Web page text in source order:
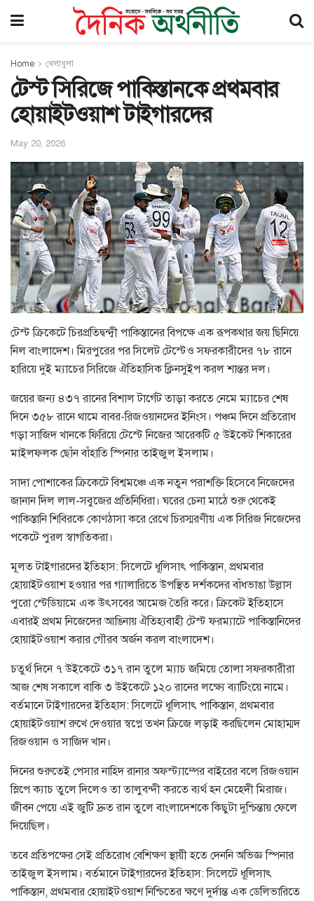
Home খেলাধুলা
টেস্ট সিরিজে পাকিস্তানকে প্রথমবার
হোয়াইটওয়াশ টাইগারদের
May 20, 2026
টেস্ট ক্রিকেটে চিরপ্রতিদ্বন্দ্বী পাকিস্তানের বিপক্ষে এক রূপকথার জয় ছিনিয়ে
নিল বাংলাদেশ। মিরপুরের পর সিলেট টেস্টেও সফরকারীদের ৭৮ রানে
হারিয়ে দুই ম্যাচের সিরিজে ঐতিহাসিক ক্লিনসুইপ করল শান্তর দল।
জয়ের জন্য ৪৩৭ রানের বিশাল টার্গেট তাড়া করতে নেমে ম্যাচের শেষ
দিনে ৩৫৮ রানে থামে বাবর-রিজওয়ানদের ইনিংস। পঞ্চম দিনে প্রতিরোধ
গড়া সাজিদ খানকে ফিরিয়ে টেস্টে নিজের আরেকটি ৫ উইকেট শিকারের
মাইলফলক ছোঁন বাঁহাতি স্পিনার তাইজুল ইসলাম।
সাদা পোশাকের ক্রিকেটে বিশ্বমঞ্চে এক নতুন পরাশক্তি হিসেবে নিজেদের
জানান দিল লাল-সবুজের প্রতিনিধিরা। ঘরের চেনা মাঠে শুরু থেকেই
পাকিস্তানি শিবিরকে কোণঠাসা করে রেখে চিরস্মরণীয় এক সিরিজ নিজেদের
পকেটে পুরল স্বাগতিকরা।
মূলত টাইগারদের ইতিহাস: সিলেটে ধূলিসাৎ পাকিস্তান, প্রথমবার
হোয়াইটওয়াশ হওয়ার পর গ্যালারিতে উপস্থিত দর্শকদের বাঁধভাঙা উল্লাস
পুরো স্টেডিয়ামে এক উৎসবের আমেজ তৈরি করে। ক্রিকেট ইতিহাসে
এবারই প্রথম নিজেদের আঙিনায় ঐতিহ্যবাহী টেস্ট ফরম্যাটে পাকিস্তানিদের
হোয়াইটওয়াশ করার গৌরব অর্জন করল বাংলাদেশ।
চতুর্থ দিনে ৭ উইকেটে ৩১৭ রান তুলে ম্যাচ জমিয়ে তোলা সফরকারীরা
আজ শেষ সকালে বাকি ৩ উইকেটে ১২০ রানের লক্ষ্যে ব্যাটিংয়ে নামে।
বর্তমানে টাইগারদের ইতিহাস: সিলেটে ধূলিসাৎ পাকিস্তান, প্রথমবার
হোয়াইটওয়াশ রুখে দেওয়ার স্বপ্নে তখন ক্রিজে লড়াই করছিলেন মোহাম্মদ
রিজওয়ান ও সাজিদ খান।
দিনের শুরুতেই পেসার নাহিদ রানার অফস্ট্যাম্পের বাইরের বলে রিজওয়ান
স্লিপে ক্যাচ তুলে দিলেও তা তালুবন্দী করতে ব্যর্থ হন মেহেদী মিরাজ।
জীবন পেয়ে এই জুটি দ্রুত রান তুলে বাংলাদেশকে কিছুটা দুশ্চিন্তায় ফেলে
দিয়েছিল।
তবে প্রতিপক্ষের সেই প্রতিরোধ বেশিক্ষণ স্থায়ী হতে দেননি অভিজ্ঞ স্পিনার
তাইজুল ইসলাম। বর্তমানে টাইগারদের ইতিহাস: সিলেটে ধূলিসাৎ
পাকিস্তান, প্রথমবার হোয়াইটওয়াশ নিশ্চিতের ক্ষণে দুর্দান্ত এক ডেলিভারিতে